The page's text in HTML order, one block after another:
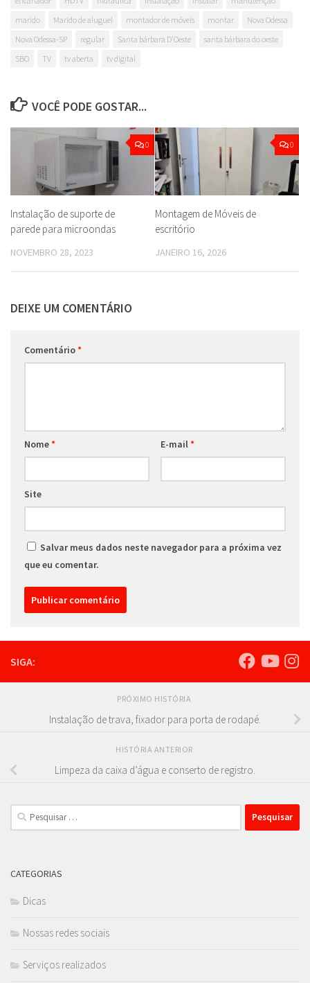
marido
Marido de aluguel montador de móveis montar
Nova Odessa
Nova Odessa-SP
regular Santa bárbara D'Oeste
santa bárbara do oeste
SBO
TV tv aberta tv digital
VOCÊ PODE GOSTAR...
0
Instalação de suporte de
parede para microondas
NOVEMBRO 28, 2023
0
Montagem de Móveis de
escritório
JANEIRO 16, 2026
DEIXE UM COMENTÁRIO
Comentário*
Nome* E-mail *
Site
Salvar meus dados neste navegador para a próxima vez
que eu comentar.
SIGA:
PRÓXIMO HISTÓRIA
Instalação de trava, fixador para porta de rodapé.
HISTÓRIA ANTERIOR
Limpeza da caixa d’água e conserto de registro.
Pesquisar
por:
CATEGORIAS
Dicas
Nossas redes sociais
Serviços realizados